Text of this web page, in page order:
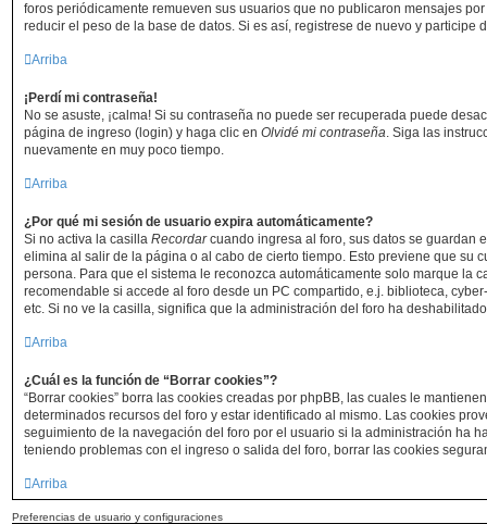
foros periódicamente remueven sus usuarios que no publicaron mensajes
reducir el peso de la base de datos. Si es así, registrese de nuevo y participe
Arriba
¡Perdí mi contraseña!
No se asuste, ¡calma! Si su contraseña no puede ser recuperada puede
página de ingreso (login) y haga clic en Olvidé mi contraseña. Siga las
nuevamente en muy poco tiempo.
Arriba
¿Por qué mi sesión de usuario expira automáticamente?
Si no activa la casilla Recordarcuando ingresa al foro, sus datos se guardan
elimina al salir de la página o al cabo de cierto tiempo. Esto previene que su
persona. Para que el sistema le reconozca automáticamente solo marque la
recomendable si accede al foro desde un PC compartido, e.j. biblioteca,
etc. Si no ve la casilla, significa que la administración del foro ha
Arriba
¿Cuál es la función de “Borrar cookies”?
“Borrar cookies” borra las cookies creadas por phpBB, las cuales le
determinados recursos del foro y estar identificado al mismo. Las cookies
seguimiento de la navegación del foro por el usuario si la administración ha
teniendo problemas con el ingreso o salida del foro, borrar las cookies
Arriba
Preferencias de usuario y configuraciones